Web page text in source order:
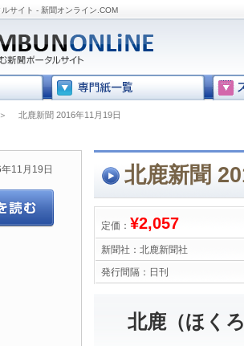
サイト - 新聞オンライン.COM
北鹿新聞 2016年11月19日
北鹿新聞
定価： ¥2,057
新聞社： 北鹿新聞社
発行間隔： 日刊
北鹿（ほく